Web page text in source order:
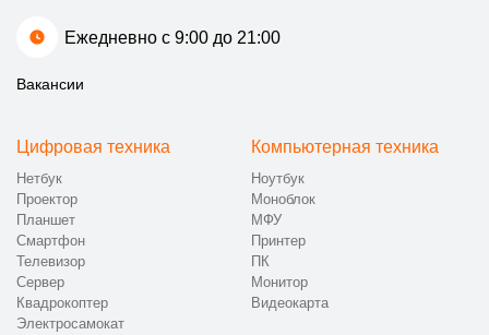
Ежедневно с 9:00 до 21:00
Вакансии
Цифровая техника
Нетбук
Проектор
Планшет
Смартфон
Телевизор
Сервер
Квадрокоптер
Электросамокат
Компьютерная техника
Ноутбук
Моноблок
МФУ
Принтер
ПК
Монитор
Видеокарта